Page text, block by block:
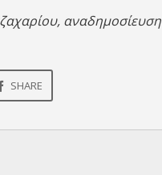
αναδημοσίευση
SHARE